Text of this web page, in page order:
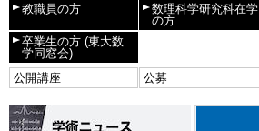
教職員の方
数理科学研究科在学
の方
卒業生の方 (東大数
学同窓会)
公開講座
公募